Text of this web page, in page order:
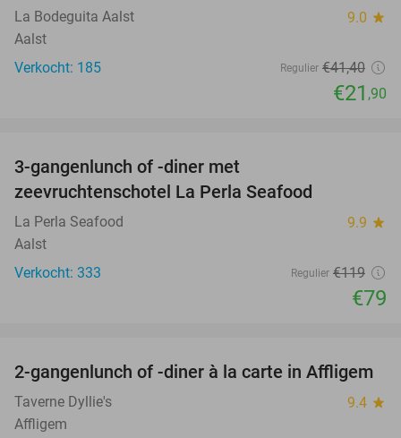
La Bodeguita Aalst 9.0 star
Aalst
Verkocht: 185
Regulier €41,40
€21 ,90
3-gangenlunch of -diner met
zeevruchtenschotel La Perla Seafood
La Perla Seafood 9.9 star
Aalst
Verkocht: 333
Regulier €119
€79
41%
2-gangenlunch of -diner à la carte in Affligem
Taverne Dyllie's 9.4 star
Affligem